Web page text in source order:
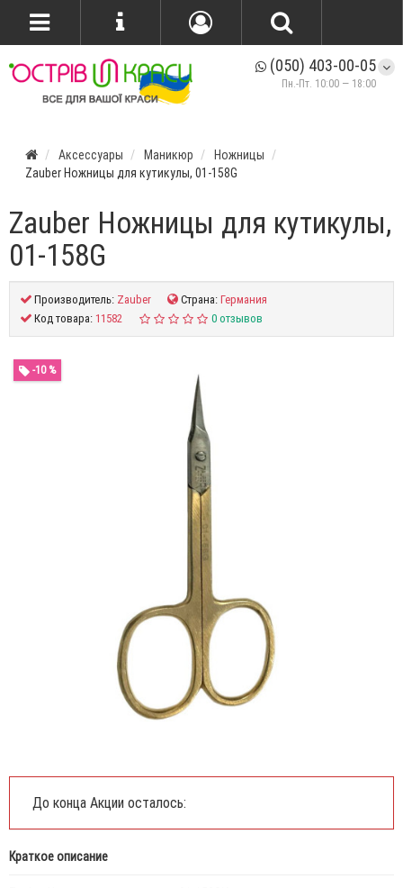
(050) 403-00-05
Пн.-Пт. 10:00 — 18:00
Аксессуары Маникюр
Ножницы
Zauber Ножницы для кутикулы, 01-158G
Zauber Ножницы для кутикулы,
01-158G
Производитель: Zauber Страна:Германия
Код товара:11582 0 отзывов
-10 %
До конца Акции осталось:
Краткое описание